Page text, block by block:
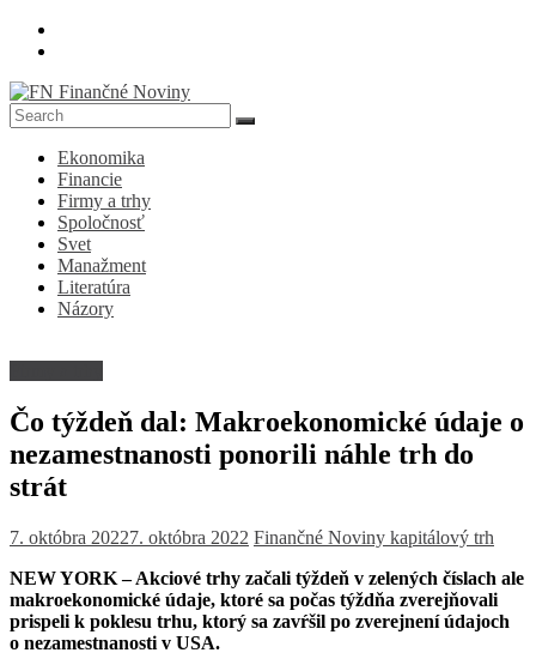
Skip
FN
Finančné
Noviny
Denník
ekonomike
spoločnosti
Ekonomika
Financie
Firmy a trhy
Spoločnosť
Svet
Manažment
Literatúra
Názory
Čo týždeň dal: Makroekonomické údaje o
nezamestnanosti ponorili náhle trh do
strát
7. októbra 20227. októbra 2022 Finančné Noviny kapitálový trh
NEW YORK – Akciové trhy začali týždeň v zelených číslach ale
makroekonomické údaje, ktoré sa počas týždňa zverejňovali
prispeli k poklesu trhu, ktorý sa zavŕšil po zverejnení údajoch
o nezamestnanosti v USA.